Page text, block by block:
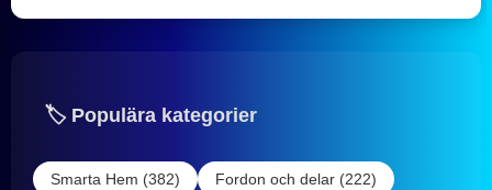
🏷️ Populära kategorier
Smarta Hem (382)
Fordon och delar (222)